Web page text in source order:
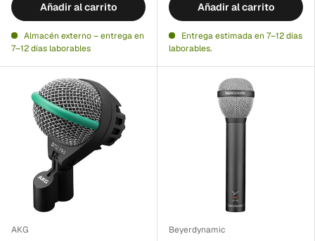
Añadir al carrito
Almacén externo – entrega en
7–12 días laborables
Añadir al carrito
Entrega estimada en 7–12 días
laborables.
AKG Beyerdynamic